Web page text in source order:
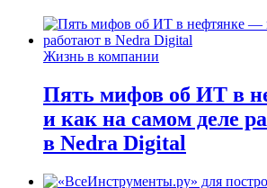
Жизнь в компании
Пять мифов об ИТ в
и как на самом деле
в Nedra Digital